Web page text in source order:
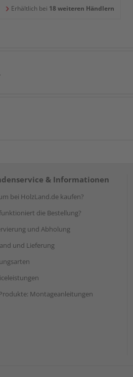
Erhältlich bei 18 weiteren Händlern
& Informationen
bei HolzLand.de kaufen?
die Bestellung?
und Abholung
und Lieferung
Montageanleitungen